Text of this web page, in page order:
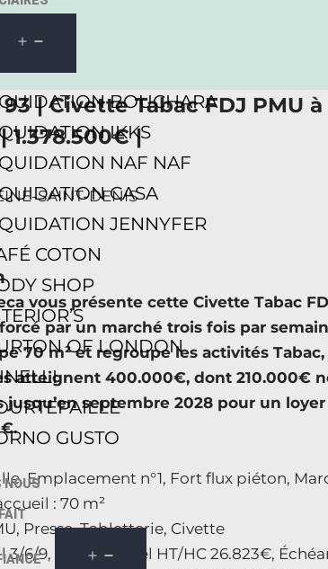
BOUCHARA
IKKS
NAF NAF
CASA
JENNYFER
COTON
SHOP
OF LONDON
GUSTO
NOUS
| Civette Tabac FDJ PMU
1.378.500€ |
SAINT-DENIS
vous présente cette Civette
par un marché trois fois par
70 m² et regroupe les activités
atteignent 400.000€, dont 210.000€
septembre 2028 pour un
Emplacement n°1, Fort flux piéton,
: 70 m²
Presse, Tabletterie, Civette
3/6/9, Loyer annuel HT/HC 26.823€,